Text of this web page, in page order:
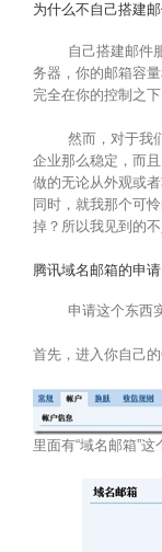
为什么不自己搭建
自己搭建邮件服
务器，你的邮箱容
完全在你的控制之
然而，对于我们
企业那么稳定，而
做的无论从外观或
同时，就我那个可
掉？所以我见到的
腾讯域名邮箱的申请
申请这个东西实
首先，进入你自己的
里面有“域名邮箱”这